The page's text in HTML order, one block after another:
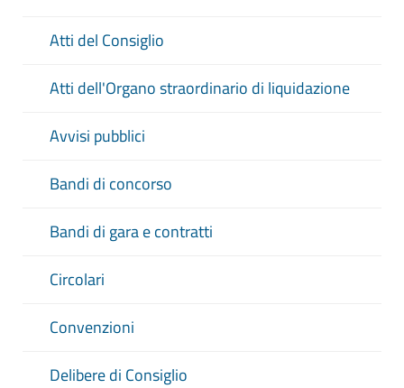
Decreto sindacale
Decreto presidenziale
Da
Atti del Consiglio
Atti dell'Organo straordinario di liquidazione
Avvisi pubblici
Bandi di concorso
Bandi di gara e contratti
Circolari
Convenzioni
Delibere di Consiglio